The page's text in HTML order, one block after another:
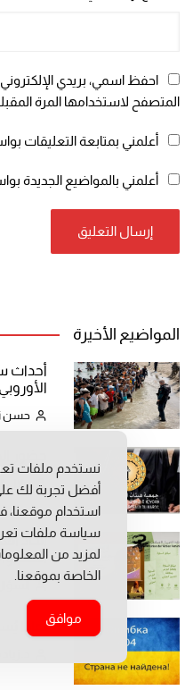
احفظ اسمي، بريدي
المتصفح لاستخدامها المرة
أعلمني بمتابعة التعليقات
أعلمني بالمواضيع الجديدة
المواضيع الأخيرة
أحداث
حسن
حضور
جلال
اتحاد
لماذا
نستخدم ملفات
أفضل تجربة لك
استخدام
سياسة ملفات
لمزيد من
الخاصة بموقعنا.
موافق